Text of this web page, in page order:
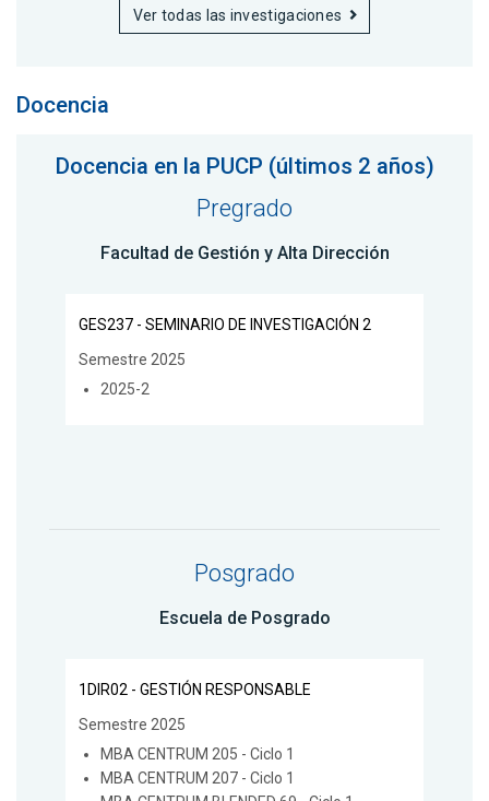
Ver todas las investigaciones
Docencia
Docencia en la PUCP (últimos 2 años)
Pregrado
Facultad de Gestión y Alta Dirección
GES237 - SEMINARIO DE INVESTIGACIÓN 2
Semestre 2025
2025-2
Posgrado
Escuela de Posgrado
1DIR02 - GESTIÓN RESPONSABLE
Semestre 2025
MBA CENTRUM 205 - Ciclo 1
MBA CENTRUM 207 - Ciclo 1